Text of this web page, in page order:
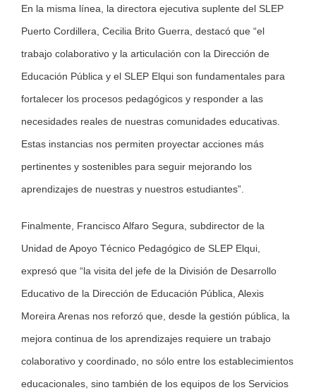
En la misma línea, la directora ejecutiva suplente del SLEP
Puerto Cordillera, Cecilia Brito Guerra, destacó que “el
trabajo colaborativo y la articulación con la Dirección de
Educación Pública y el SLEP Elqui son fundamentales para
fortalecer los procesos pedagógicos y responder a las
necesidades reales de nuestras comunidades educativas.
Estas instancias nos permiten proyectar acciones más
pertinentes y sostenibles para seguir mejorando los
aprendizajes de nuestras y nuestros estudiantes”.
Finalmente, Francisco Alfaro Segura, subdirector de la
Unidad de Apoyo Técnico Pedagógico de SLEP Elqui,
expresó que “la visita del jefe de la División de Desarrollo
Educativo de la Dirección de Educación Pública, Alexis
Moreira Arenas nos reforzó que, desde la gestión pública, la
mejora continua de los aprendizajes requiere un trabajo
colaborativo y coordinado, no sólo entre los establecimientos
educacionales, sino también de los equipos de los Servicios